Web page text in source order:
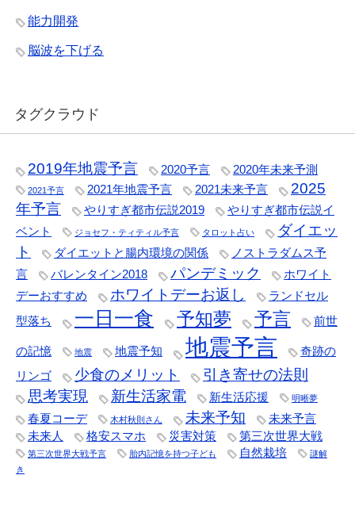
能力開発
脳波を下げる
タグクラウド
2019年地震予言 2020予言 2020年未来予測
2021予言 2021年地震予言 2021未来予言
2025
年予言
やりすぎ都市伝説2019
やりすぎ都市伝説イ
ベント
ジョセフ・ティティル予言 タロット占い
ダイエッ
ト
ダイエットと腸内環境の関係
ノストラダムス予
言
バレンタイン2018 パンデミック
ホワイト
デーおすすめ
ホワイトデーお返し
ランドセル
型落ち
一日一食 予知夢 予言 前世
の記憶 地震 地震予知 地震予言
奇跡の
リンゴ
少食のメリット
引き寄せの法則
思考実現
新生活家電 新生活応援 明晰夢
春夏コーデ 木村秋則さん 未来予知
未来予言
未来人
格安スマホ 災害対策 第三次世界大戦
第三次世界大戦予言 胎内記憶を持つ子ども 自然栽培
謎解
き